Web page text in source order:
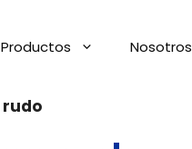
Productos Nosotros
rudo